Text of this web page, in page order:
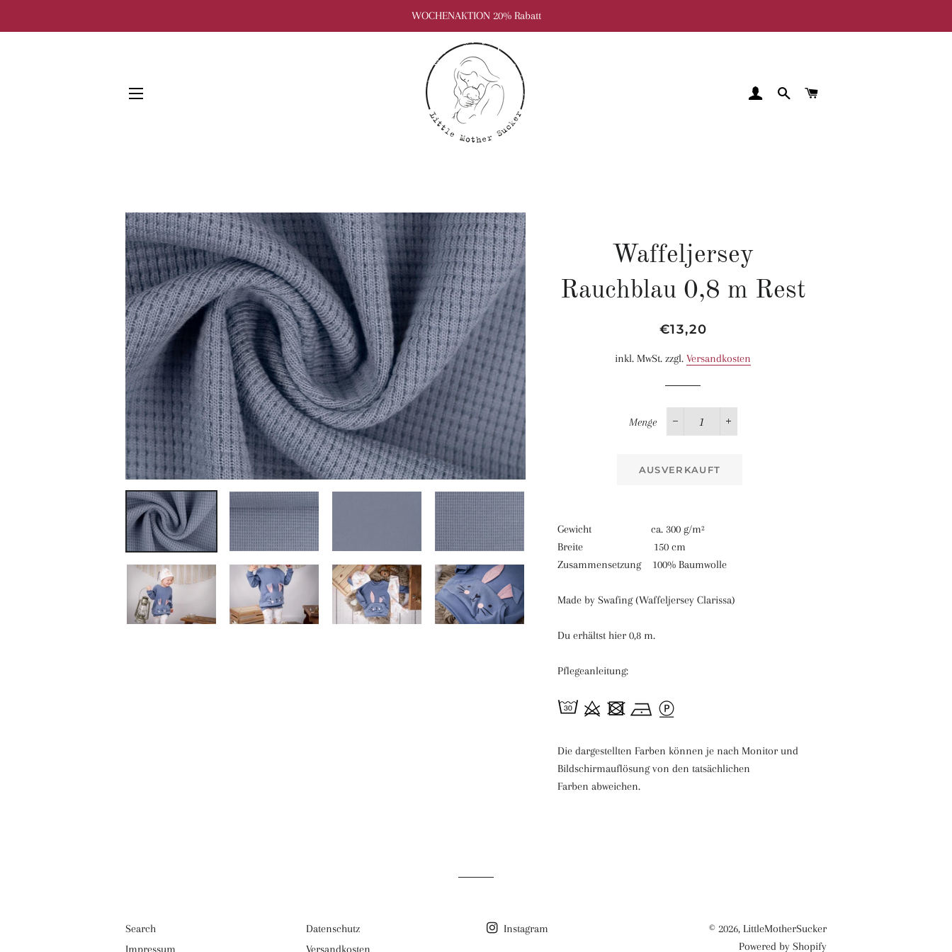
WOCHENAKTION 20% Rabatt
EINLOGGEN
SUCHE
Waffeljersey
Rauchblau 0,8 m Rest
Normaler
Sonderpreis
€13,20
inkl. MwSt. zzgl.Versandkosten
Menge
−
+
AUSVERKAUFT
Gewicht ca. 300 g/m²
Breite 150 cm
Zusammensetzung 100% Baumwolle
Made by Swafing (Waffeljersey Clarissa)
Du erhältst hier 0,8 m.
Pflegeanleitung:
Die dargestellten Farben können je nach Monitor und
Bildschirmauflösung von den tatsächlichen
Farben abweichen.
Search
Impressum
Datenschutz
Versandkosten
Instagram © 2026, LittleMotherSucker
Powered by Shopify